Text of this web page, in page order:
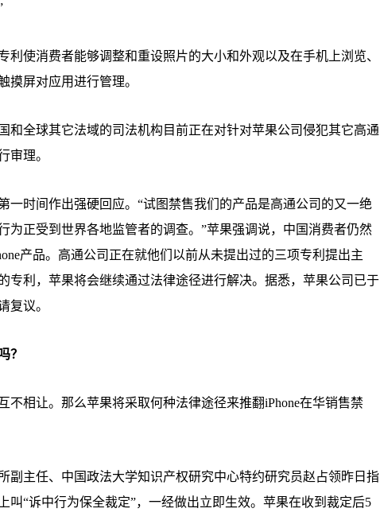
使消费者能够调整和重设照片的大小和外观以及在手机上浏览、
摸屏对应用进行管理。
全球其它法域的司法机构目前正在对针对苹果公司侵犯其它高通
审理。
时间作出强硬回应。“试图禁售我们的产品是高通公司的又一绝
为正受到世界各地监管者的调查。”苹果强调说，中国消费者仍然
产品。高通公司正在就他们以前从未提出过的三项专利提出主
专利，苹果将会继续通过法律途径进行解决。据悉，苹果公司已于
复议。
？
相让。那么苹果将采取何种法律途径来推翻iPhone在华销售禁
主任、中国政法大学知识产权研究中心特约研究员赵占领昨日指
叫“诉中行为保全裁定”，一经做出立即生效。苹果在收到裁定后5